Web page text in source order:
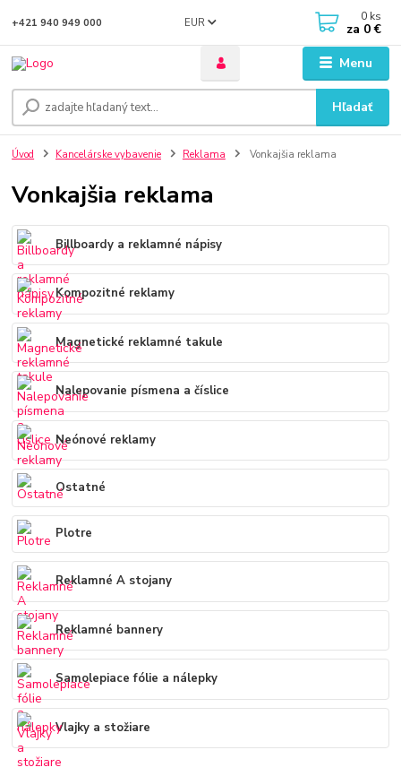
Menu
EUR
Hľadať
+421 940 949 000 0 ks
za 0 €
Úvod Kancelárske vybavenie Reklama Vonkajšia reklama
Vonkajšia reklama
Billboardy a reklamné nápisy
Kompozitné reklamy
Magnetické reklamné takule
Nalepovanie písmena a číslice
Neónové reklamy
Ostatné
Plotre
Reklamné A stojany
Reklamné bannery
Samolepiace fólie a nálepky
Vlajky a stožiare